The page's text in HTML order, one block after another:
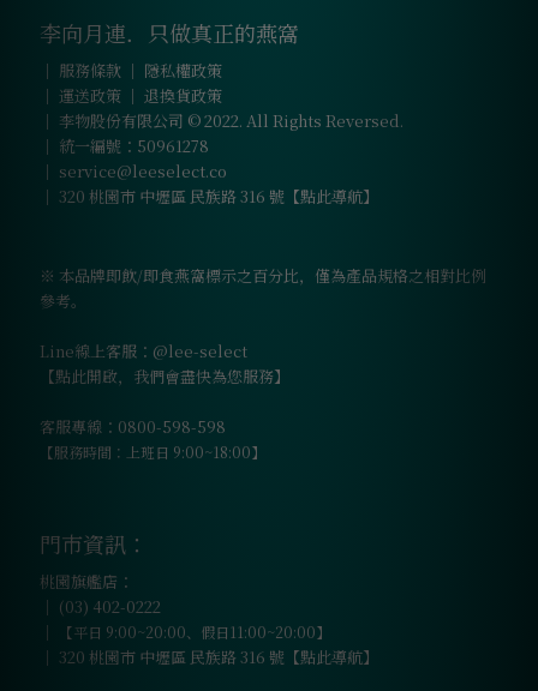
李向月連．只做真正的燕窩
｜ 服務條款 ｜ 隱私權政策
｜ 運送政策 ｜ 退換貨政策
｜ 李物股份有限公司 © 2022. All Rights Reversed.
｜ 統一編號：50961278
｜ service@leeselect.co
｜ 320 桃園市 中壢區 民族路 316 號【點此導航】
※ 本品牌即飲/即食燕窩標示之百分比，僅為產品規格之相對比例
參考。
Line線上客服：@lee-select
【點此開啟，我們會盡快為您服務】
客服專線：0800-598-598
【服務時間：上班日 9:00~18:00】
門市資訊：
桃園旗艦店：
｜ (03) 402-0222
｜
【平日 9:00~20:00、假日11:00~20:00】
｜ 320 桃園市 中壢區 民族路 316 號【點此導航】